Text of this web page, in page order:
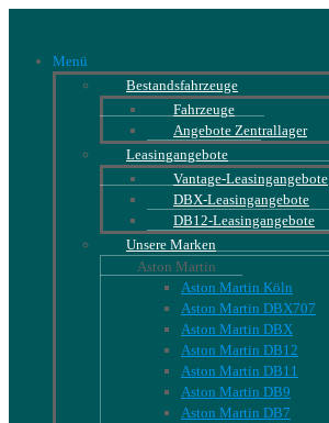
Menü
Bestandsfahrzeuge
Fahrzeuge
Angebote Zentrallager
Leasingangebote
Vantage-Leasingangebote
DBX-Leasingangebote
DB12-Leasingangebote
Unsere Marken
Aston Martin
Aston Martin Köln
Aston Martin DBX707
Aston Martin DBX
Aston Martin DB12
Aston Martin DB11
Aston Martin DB9
Aston Martin DB7